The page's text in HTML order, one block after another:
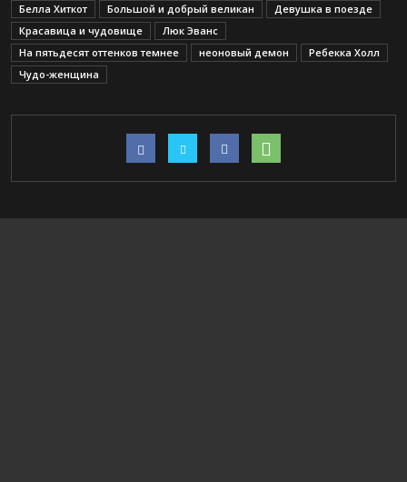
Белла Хиткот
Большой и добрый великан
Девушка в поезде
Красавица и чудовище
Люк Эванс
На пятьдесят оттенков темнее
неоновый демон
Ребекка Холл
Чудо-женщина